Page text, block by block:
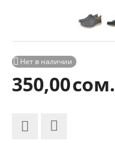
 Нет в наличии
350,00сом.